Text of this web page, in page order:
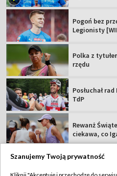
Pogoń bez
Legionisty
Polka z
rzędu
Posłuchał
TdP
Rewanż
ciekawa, co
Szanujemy Twoją prywatność